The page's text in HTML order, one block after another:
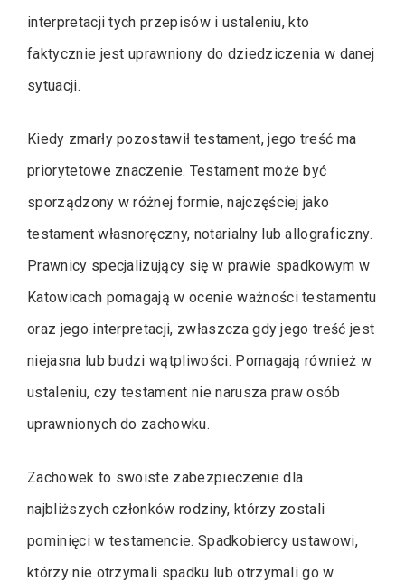
interpretacji tych przepisów i ustaleniu, kto
faktycznie jest uprawniony do dziedziczenia w danej
sytuacji.
Kiedy zmarły pozostawił testament, jego treść ma
priorytetowe znaczenie. Testament może być
sporządzony w różnej formie, najczęściej jako
testament własnoręczny, notarialny lub allograficzny.
Prawnicy specjalizujący się w prawie spadkowym w
Katowicach pomagają w ocenie ważności testamentu
oraz jego interpretacji, zwłaszcza gdy jego treść jest
niejasna lub budzi wątpliwości. Pomagają również w
ustaleniu, czy testament nie narusza praw osób
uprawnionych do zachowku.
Zachowek to swoiste zabezpieczenie dla
najbliższych członków rodziny, którzy zostali
pominięci w testamencie. Spadkobiercy ustawowi,
którzy nie otrzymali spadku lub otrzymali go w